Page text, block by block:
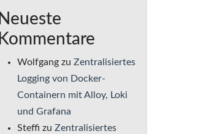
Neueste
Kommentare
Wolfgang zu Zentralisiertes
Logging von Docker-
Containern mit Alloy, Loki
und Grafana
Steffi zu Zentralisiertes